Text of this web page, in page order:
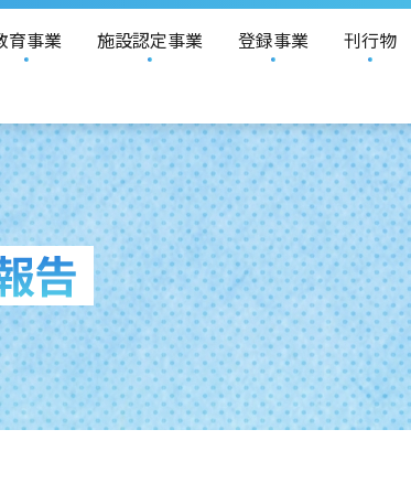
育事業 施設認定事業 登録事業 刊行物